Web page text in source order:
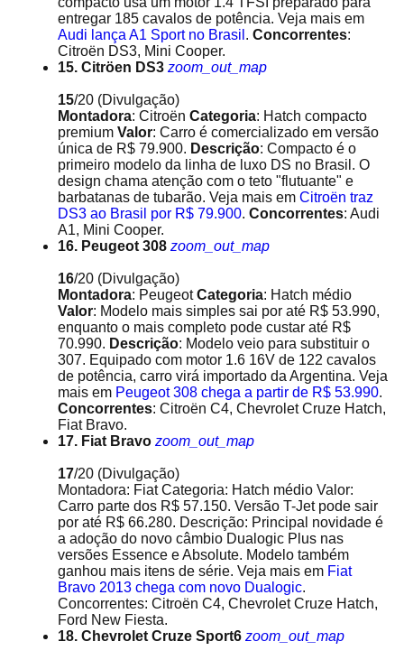
entregar 185 cavalos de potência. Veja mais em
Audi lança A1 Sport no Brasil . Concorrentes:
Citroën DS3, Mini Cooper.
15. Citröen DS3 zoom_out_map
15/20 (Divulgação)
Montadora: Citroën Categoria: Hatch compacto
premium Valor: Carro é comercializado em versão
única de R$ 79.900. Descrição: Compacto é o
primeiro modelo da linha de luxo DS no Brasil. O
design chama atenção com o teto "flutuante" e
barbatanas de tubarão. Veja mais em Citroën traz
DS3 ao Brasil por R$ 79.900. Concorrentes: Audi
A1, Mini Cooper.
16. Peugeot 308 zoom_out_map
16/20 (Divulgação)
Montadora: PeugeotCategoria: Hatch médio
Valor: Modelo mais simples sai por até R$ 53.990,
enquanto o mais completo pode custar até R$
70.990. Descrição: Modelo veio para substituir o
307. Equipado com motor 1.6 16V de 122 cavalos
de potência, carro virá importado da Argentina. Veja
mais em Peugeot 308 chega a partir de R$ 53.990.
Concorrentes: Citroën C4, Chevrolet Cruze Hatch,
Fiat Bravo.
17. Fiat Bravo zoom_out_map
17/20 (Divulgação)
Montadora: Fiat Categoria: Hatch médio Valor:
Carro parte dos R$ 57.150. Versão T-Jet pode sair
por até R$ 66.280. Descrição: Principal novidade é
a adoção do novo câmbio Dualogic Plus nas
versões Essence e Absolute. Modelo também
ganhou mais itens de série. Veja mais em Fiat
Bravo 2013 chega com novo Dualogic.
Concorrentes: Citroën C4, Chevrolet Cruze Hatch,
Ford New Fiesta.
18. Chevrolet Cruze Sport6 zoom_out_map